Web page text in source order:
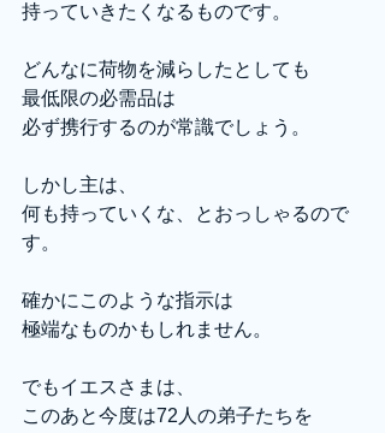
持っていきたくなるものです。
どんなに荷物を減らしたとしても
最低限の必需品は
必ず携行するのが常識でしょう。
しかし主は、
何も持っていくな、とおっしゃるので
す。
確かにこのような指示は
極端なものかもしれません。
でもイエスさまは、
このあと今度は72人の弟子たちを